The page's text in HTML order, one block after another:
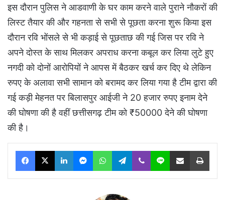
इस दौरान पुलिस ने आडवाणी के घर काम करने वाले पुराने नौकरों की
लिस्ट तैयार की और गहनता से सभी से पूछता करना शुरू किया इस
दौरान रवि भोंसले से भी कड़ाई से पूछताछ की गई जिस पर रवि ने
अपने दोस्त के साथ मिलकर अपराध करना कबूल कर लिया लुटे हुए
नगदी को दोनों आरोपियों ने आपस में बैठकर खर्च कर दिए थे लेकिन
रुपए के अलावा सभी सामान को बरामद कर लिया गया है टीम द्वारा की
गई कड़ी मेहनत पर बिलासपुर आईजी ने 20 हजार रुपए इनाम देने
की घोषणा की है वहीं छत्तीसगढ़ टीम को ₹50000 देने की घोषणा
की है।
Facebook
X LinkedInMessengerWhatsAppTelegram
Viber Line Share via Email Print